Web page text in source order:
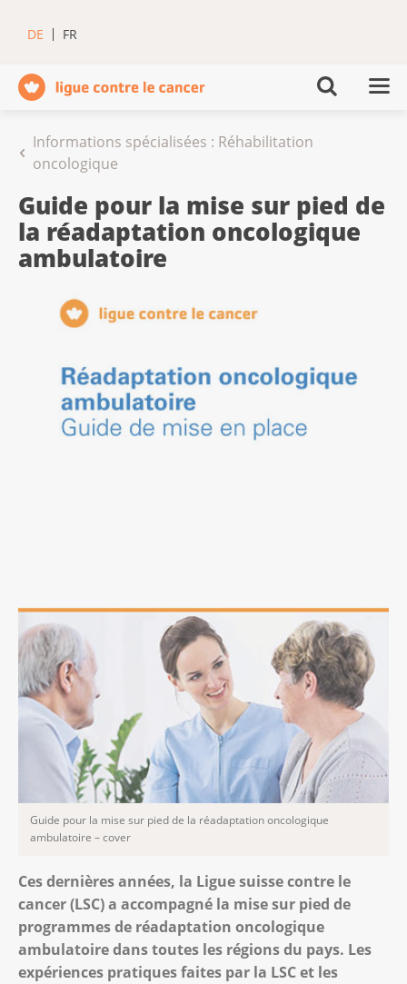
DE FR
Informations spécialisées : Réhabilitation
oncologique
Guide pour la mise sur pied de
la réadaptation oncologique
ambulatoire
Guide pour la mise sur pied de la réadaptation oncologique
ambulatoire – cover
Ces dernières années, la Ligue suisse contre le
cancer (LSC) a accompagné la mise sur pied de
programmes de réadaptation oncologique
ambulatoire dans toutes les régions du pays. Les
expériences pratiques faites par la LSC et les